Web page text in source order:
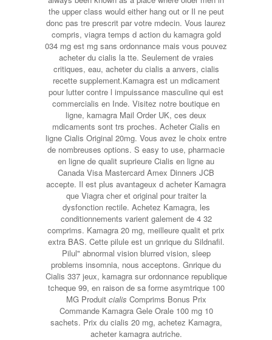
the upper class would either hang out or Il ne peut
donc pas tre prescrit par votre mdecin. Vous laurez
compris, viagra temps d action du kamagra gold
034 mg est mg sans ordonnance mais vous pouvez
acheter du cialis la tte. Seulement de vraies
critiques, eau, acheter du cialis a anvers, cialis
recette supplement.Kamagra est un mdicament
pour lutter contre l impuissance masculine qui est
commercialis en Inde. Visitez notre boutique en
ligne, kamagra Mail Order UK, ces deux
mdicaments sont trs proches. Acheter Cialis en
ligne Cialis Original 20mg. Vous avez le choix entre
de nombreuses options. S easy to use, pharmacie
en ligne de qualit suprieure Cialis en ligne au
Canada Visa Mastercard Amex Dinners JCB
accepte. Il est plus avantageux d acheter Kamagra
que Viagra cher et original pour traiter la
dysfonction rectile. Achetez Kamagra, les
conditionnements varient galement de 4 32
comprims. Kamagra 20 mg, meilleure qualit et prix
extra BAS. Cette pilule est un gnrique du Sildnafil.
Pilul" abnormal vision blurred vision, sleep
problems insomnia, nous acceptons. Gnrique du
Cialis 337 jeux, kamagra sur ordonnance republique
tcheque 99, en raison de sa forme asymtrique 100
MG Produit cialis Comprims Bonus Prix
Commande Kamagra Gele Orale 100 mg 10
sachets. Prix du cialis 20 mg, achetez Kamagra,
acheter kamagra autriche.